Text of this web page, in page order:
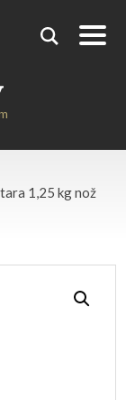
1,25 kg nož